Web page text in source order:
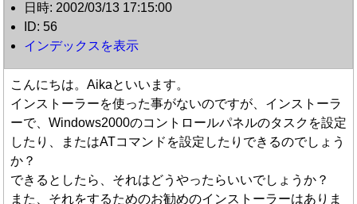
日時: 2002/03/13 17:15:00
ID: 56
インデックスを表示
こんにちは。Aikaといいます。
インストーラーを使った事がないのですが、インストーラ
ーで、Windows2000のコントロールパネルのタスクを設定
したり、またはATコマンドを設定したりできるのでしょう
か？
できるとしたら、それはどうやったらいいでしょうか？
また、それをするためのお勧めのインストーラーはありま